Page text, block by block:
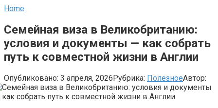
Home
Семейная виза в Великобританию:
условия и документы — как собрать
путь к совместной жизни в Англии
Опубликовано: 3 апреля, 2026Рубрика: ПолезноеАвтор: